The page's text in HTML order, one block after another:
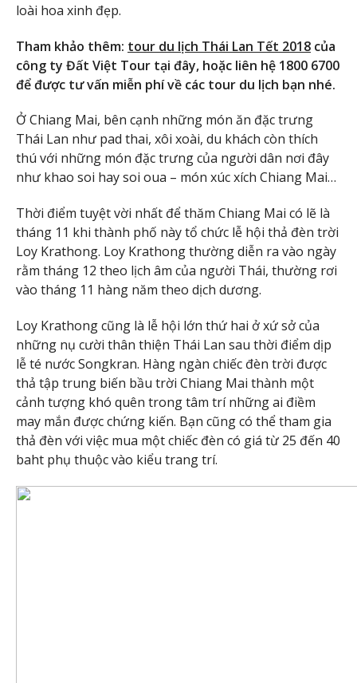
loài hoa xinh đẹp.
Tham khảo thêm: tour du lịch Thái Lan Tết 2018 của
công ty Đất Việt Tour tại đây, hoặc liên hệ 1800 6700
để được tư vấn miễn phí về các tour du lịch bạn nhé.
Ở Chiang Mai, bên cạnh những món ăn đặc trưng
Thái Lan như pad thai, xôi xoài, du khách còn thích
thú với những món đặc trưng của người dân nơi đây
như khao soi hay soi oua – món xúc xích Chiang Mai…
Thời điểm tuyệt vời nhất để thăm Chiang Mai có lẽ là
tháng 11 khi thành phố này tổ chức lễ hội thả đèn trời
Loy Krathong. Loy Krathong thường diễn ra vào ngày
rằm tháng 12 theo lịch âm của người Thái, thường rơi
vào tháng 11 hàng năm theo dịch dương.
Loy Krathong cũng là lễ hội lớn thứ hai ở xứ sở của
những nụ cười thân thiện Thái Lan sau thời điểm dịp
lễ té nước Songkran. Hàng ngàn chiếc đèn trời được
thả tập trung biến bầu trời Chiang Mai thành một
cảnh tượng khó quên trong tâm trí những ai điềm
may mắn được chứng kiến. Bạn cũng có thể tham gia
thả đèn với việc mua một chiếc đèn có giá từ 25 đến 40
baht phụ thuộc vào kiểu trang trí.